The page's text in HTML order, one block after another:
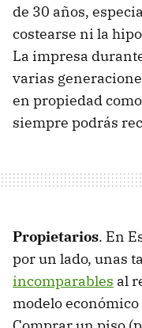
de 30 años,
costearse ni la
La impresa
varias
en propiedad como
siempre podrás
Propietarios. En
por un lado, unas
incomparables al
modelo